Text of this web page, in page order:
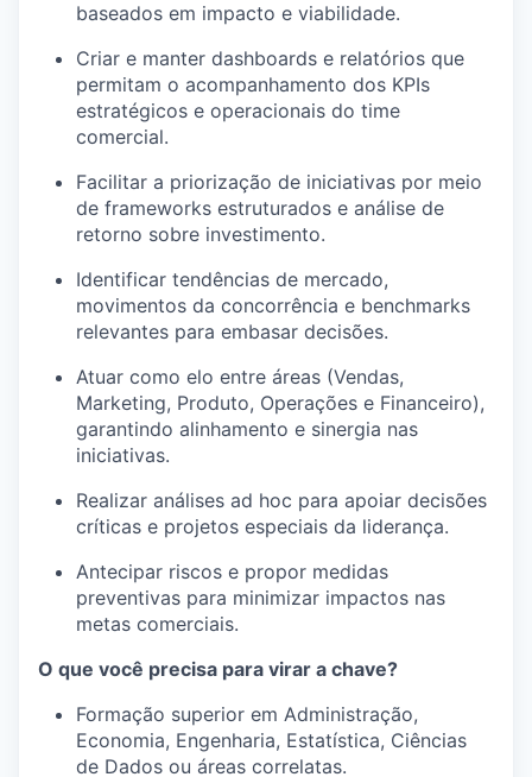
baseados em impacto e viabilidade.
Criar e manter dashboards e relatórios que
permitam o acompanhamento dos KPIs
estratégicos e operacionais do time
comercial.
Facilitar a priorização de iniciativas por meio
de frameworks estruturados e análise de
retorno sobre investimento.
Identificar tendências de mercado,
movimentos da concorrência e benchmarks
relevantes para embasar decisões.
Atuar como elo entre áreas (Vendas,
Marketing, Produto, Operações e Financeiro),
garantindo alinhamento e sinergia nas
iniciativas.
Realizar análises ad hoc para apoiar decisões
críticas e projetos especiais da liderança.
Antecipar riscos e propor medidas
preventivas para minimizar impactos nas
metas comerciais.
O que você precisa para virar a chave?
Formação superior em Administração,
Economia, Engenharia, Estatística, Ciências
de Dados ou áreas correlatas.